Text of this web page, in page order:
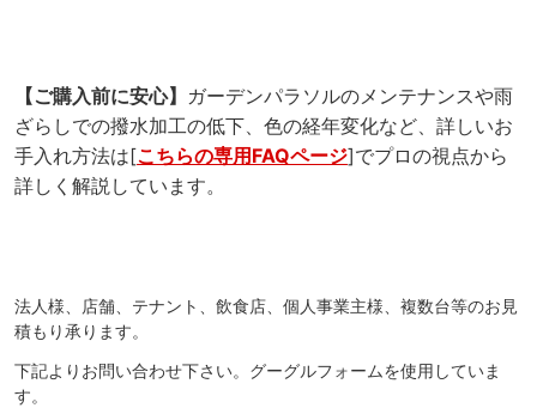
【ご購入前に安心】 ガーデンパラソルのメンテナンスや雨
ざらしでの撥水加工の低下、色の経年変化など、詳しいお
手入れ方法は[こちらの専用FAQページ]でプロの視点から
詳しく解説しています。
法人様、店舗、テナント、飲食店、個人事業主様、複数台等のお見
積もり承ります。
下記よりお問い合わせ下さい。グーグルフォームを使用していま
す。